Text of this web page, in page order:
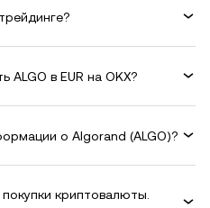
ALGO в EUR на OKX?
о Algorand (ALGO)?
криптовалюты.